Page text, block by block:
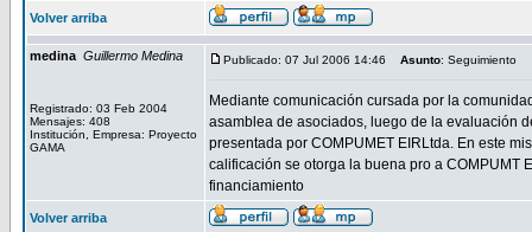
Volver arriba
medina Guillermo Medina
Registrado: 03 Feb 2004
Mensajes: 408
Institución, Empresa: Proyecto
GAMA
Publicado: 07 Jul 2006 14:46 Asunto: Seguimiento
Mediante comunicación cursada por la
asamblea de asociados, luego de la evaluación
presentada por COMPUMET EIRLtda. En este
calificación se otorga la buena pro a COMPUMT
financiamiento
Volver arriba